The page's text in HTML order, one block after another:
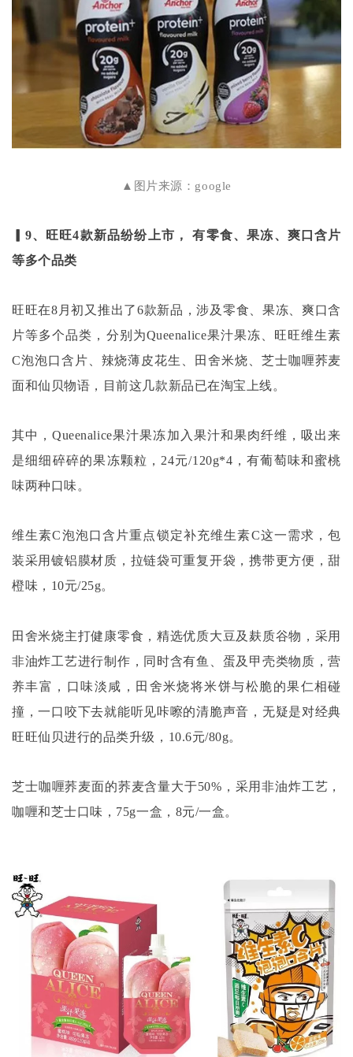
▲图片来源：google
▎9、旺旺4款新品纷纷上市， 有零食、果冻、爽口含片
等多个品类
旺旺在8月初又推出了6款新品，涉及零食、果冻、爽口含
片等多个品类，分别为Queenalice果汁果冻、旺旺维生素
C泡泡口含片、辣烧薄皮花生、田舍米烧、芝士咖喱荞麦
面和仙贝物语，目前这几款新品已在淘宝上线。
其中，Queenalice果汁果冻加入果汁和果肉纤维，吸出来
是细细碎碎的果冻颗粒，24元/120g*4，有葡萄味和蜜桃
味两种口味。
维生素C泡泡口含片重点锁定补充维生素C这一需求，包
装采用镀铝膜材质，拉链袋可重复开袋，携带更方便，甜
橙味，10元/25g。
田舍米烧主打健康零食，精选优质大豆及麸质谷物，采用
非油炸工艺进行制作，同时含有鱼、蛋及甲壳类物质，营
养丰富，口味淡咸，田舍米烧将米饼与松脆的果仁相碰
撞，一口咬下去就能听见咔嚓的清脆声音，无疑是对经典
旺旺仙贝进行的品类升级， 10.6元/80g。
芝士咖喱荞麦面的荞麦含量大于50%，采用非油炸工艺，
咖喱和芝士口味，75g一盒，8元/一盒。